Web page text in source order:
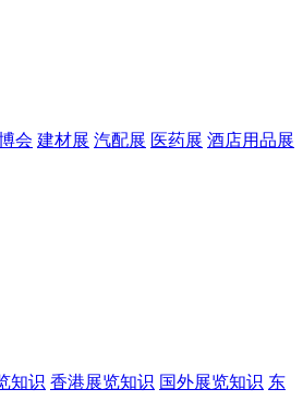
会 建材展 汽配展 医药展 酒店用品展
知识 香港展览知识 国外展览知识 东